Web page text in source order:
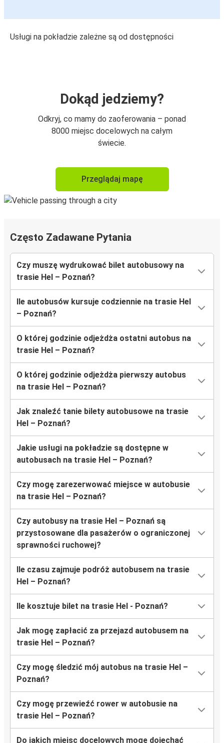
Usługi na pokładzie zależne są od dostępności
Dokąd jedziemy?
Odkryj, co mamy do zaoferowania – ponad
8000 miejsc docelowych na całym
świecie.
Przeglądaj mapę
Często Zadawane Pytania
Czy muszę wydrukować bilet autobusowy na
trasie Hel – Poznań?
Ile autobusów kursuje codziennie na trasie Hel
– Poznań?
O której godzinie odjeżdża ostatni autobus na
trasie Hel – Poznań?
O której godzinie odjeżdża pierwszy autobus
na trasie Hel – Poznań?
Jak znaleźć tanie bilety autobusowe na trasie
Hel – Poznań?
Jakie usługi na pokładzie są dostępne w
autobusach na trasie Hel – Poznań?
Czy mogę zarezerwować miejsce w autobusie
na trasie Hel – Poznań?
Czy autobusy na trasie Hel – Poznań są
przystosowane dla pasażerów o ograniczonej
sprawności ruchowej?
Ile czasu zajmuje podróż autobusem na trasie
Hel – Poznań?
Ile kosztuje bilet na trasie Hel - Poznań?
Jak mogę zapłacić za przejazd autobusem na
trasie Hel – Poznań?
Czy mogę śledzić mój autobus na trasie Hel –
Poznań?
Czy mogę przewieźć rower w autobusie na
trasie Hel – Poznań?
Do jakich miejsc docelowych mogę dojechać